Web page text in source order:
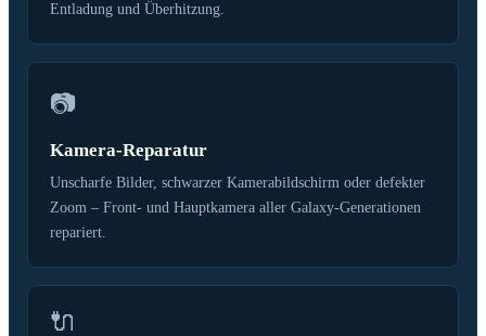
Entladung und Überhitzung.
📷
Kamera-Reparatur
Unscharfe Bilder, schwarzer Kamerabildschirm oder defekter
Zoom – Front- und Hauptkamera aller Galaxy-Generationen
repariert.
🔌